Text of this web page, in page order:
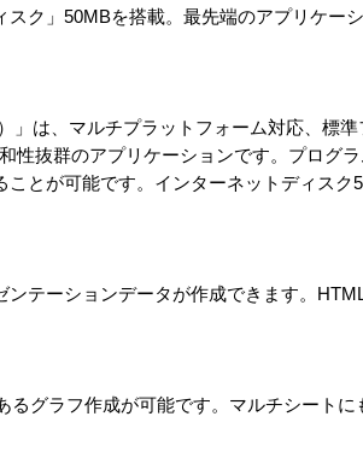
ク」50MBを搭載。最先端のアプリケー
は、マルチプラットフォーム対応、標準
抜群のアプリケーションです。プログ
とが可能です。インターネットディスク
テーションデータが作成できます。
グラフ作成が可能です。マルチシートに